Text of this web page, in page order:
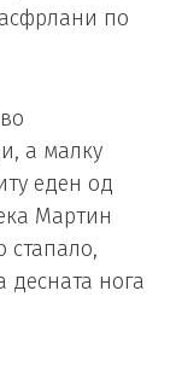
по
а малку
еден од
Мартин
стапало,
нога